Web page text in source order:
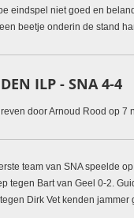
eindspel niet goed en
beetje onderin de stand
ILP - SNA 4-4
door Arnoud Rood op 7
team van SNA speelde
tegen Bart van Geel 0-2.
Dirk Vet kenden